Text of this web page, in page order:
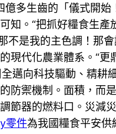
多生齒的「儀式開
知。“把抓好糧食生
不是我的主色調！那
代化農業體系。“更
邁向科技驅動、精耕
防禦機制。面積，而
器的燃料口。災減
零件為我國糧食平安供